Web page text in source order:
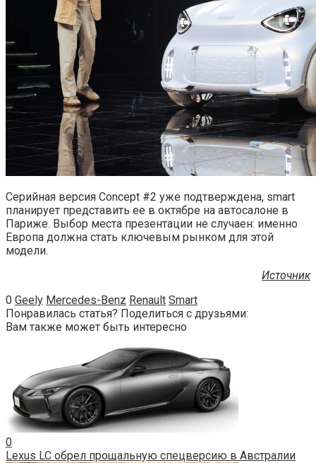
Серийная версия Concept #2 уже подтверждена, smart
планирует представить ее в октябре на автосалоне в
Париже. Выбор места презентации не случаен: именно
Европа должна стать ключевым рынком для этой
модели.
Источник
0 Geely Mercedes-Benz Renault Smart
Понравилась статья? Поделиться с друзьями:
Вам также может быть интересно
0
Lexus LC обрел прощальную спецверсию в Австралии